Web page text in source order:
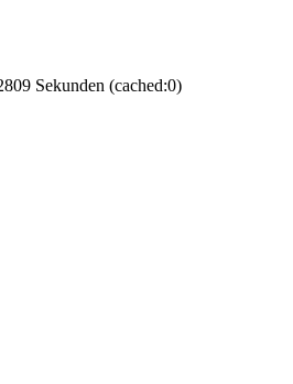
Sekunden (cached:0)